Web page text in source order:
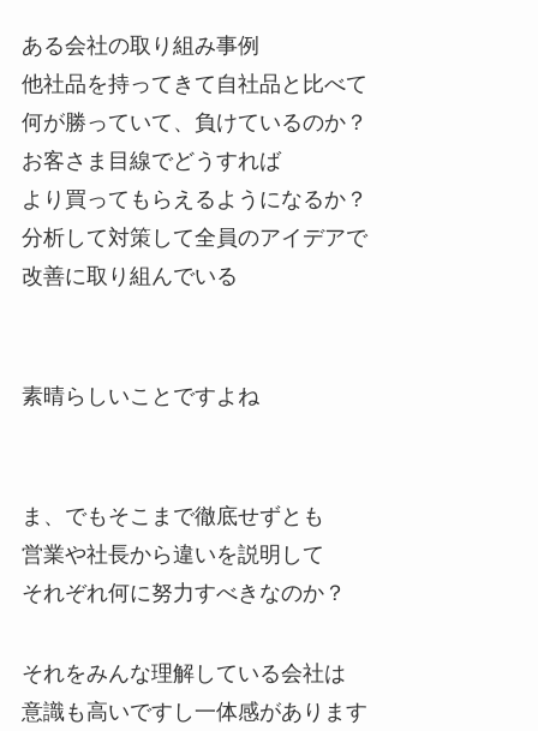
ある会社の取り組み事例
他社品を持ってきて自社品と比べて
何が勝っていて、負けているのか？
お客さま目線でどうすれば
より買ってもらえるようになるか？
分析して対策して全員のアイデアで
改善に取り組んでいる
素晴らしいことですよね
ま、でもそこまで徹底せずとも
営業や社長から違いを説明して
それぞれ何に努力すべきなのか？
それをみんな理解している会社は
意識も高いですし一体感があります